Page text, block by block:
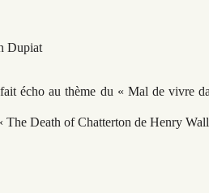
Dupiat
écho au thème du « Mal de vivre
Death of Chatterton de Henry